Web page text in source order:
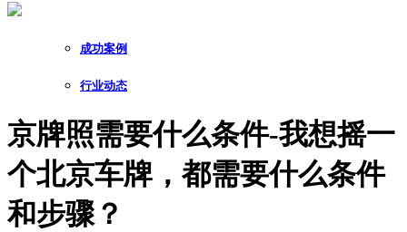
成功案例
行业动态
京牌照需要什么条件-我想摇一
个北京车牌，都需要什么条件
和步骤？